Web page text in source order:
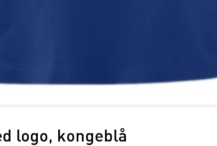
logo, kongeblå